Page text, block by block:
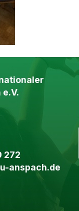
272
anspach.de